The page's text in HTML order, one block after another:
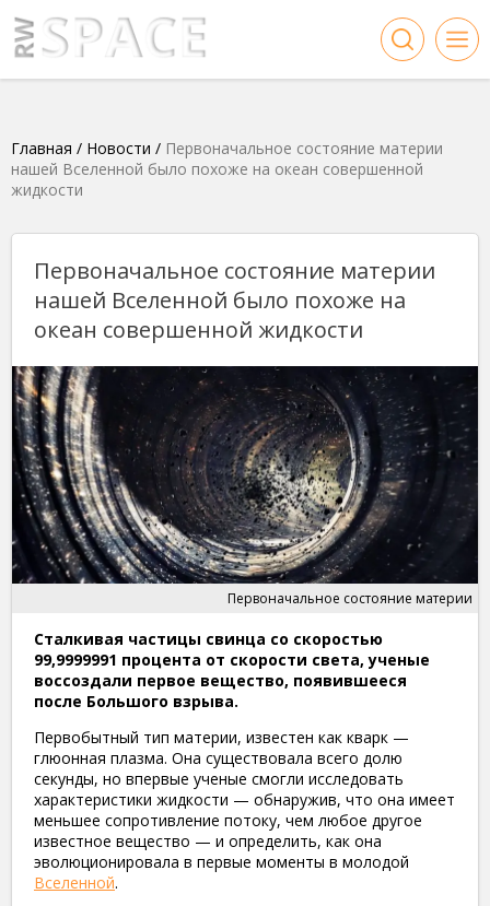
Главная / Новости / Первоначальное состояние материи
нашей Вселенной было похоже на океан совершенной
жидкости
Первоначальное состояние материи
нашей Вселенной было похоже на
океан совершенной жидкости
Первоначальное состояние материи
Сталкивая частицы свинца со скоростью
99,9999991 процента от скорости света, ученые
воссоздали первое вещество, появившееся
после Большого взрыва.
Первобытный тип материи, известен как кварк —
глюонная плазма. Она существовала всего долю
секунды, но впервые ученые смогли исследовать
характеристики жидкости — обнаружив, что она имеет
меньшее сопротивление потоку, чем любое другое
известное вещество — и определить, как она
эволюционировала в первые моменты в молодой
Вселенной.